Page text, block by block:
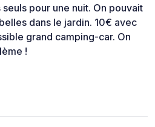
pour une nuit. On pouvait
dans le jardin. 10€ avec
grand camping-car. On
!